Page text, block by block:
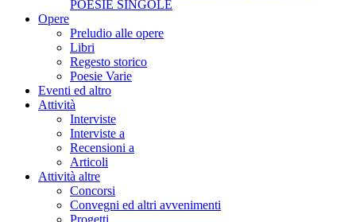
POESIE SINGOLE
Opere
Preludio alle opere
Libri
Regesto storico
Poesie Varie
Eventi ed altro
Attività
Interviste
Interviste a
Recensioni a
Articoli
Attività altre
Concorsi
Convegni ed altri avvenimenti